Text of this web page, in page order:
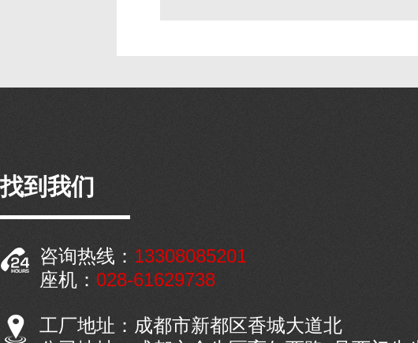
找到我们
咨询热线： 13308085201
座机： 028-61629738
工厂地址：成都市新都区香城大道北